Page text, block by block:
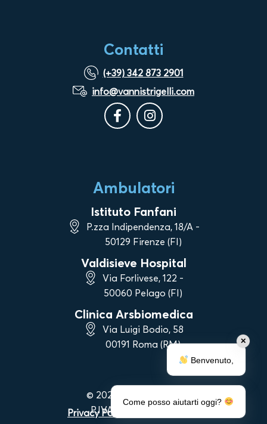
Contatti
(+39) 342 873 2901
info@vannistrigelli.com
Ambulatori
Istituto Fanfani
P.zza Indipendenza, 18/A -
50129 Firenze (FI)
Valdisieve Hospital
Via Forlivese, 122 -
50060 Pelago (FI)
Clinica Arsbiomedica
Via Luigi Bodio, 58
00191 Roma (RM)
© 2023 Vanni Strigelli
P.IVA 06983090488
Privacy Policy
✕
Benvenuto,
Come posso aiutarti oggi?